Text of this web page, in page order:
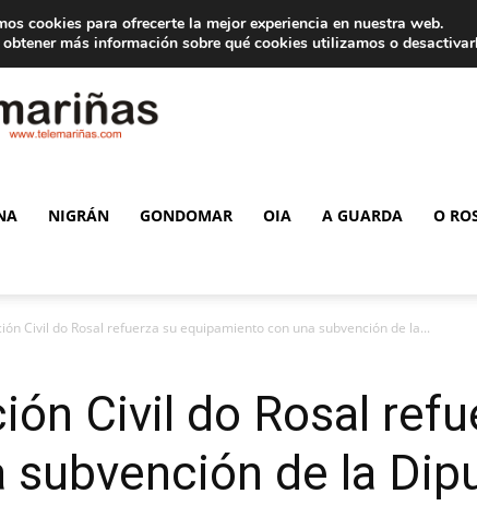
Tarifas de publicidad
Telemariñas
NIGRÁN GONDOMAR OIA A GUARDA O
Civil do Rosal refuerza su equipamiento con una subvención de la...
Civil do Rosal
subvención de la
cookies para ofrecerte la mejor experiencia en nuestra web.
obtener más información sobre qué cookies utilizamos o